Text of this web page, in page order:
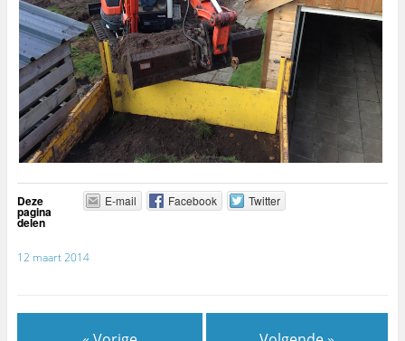
Deze
pagina
delen
E-mail Facebook Twitter
12 maart 2014